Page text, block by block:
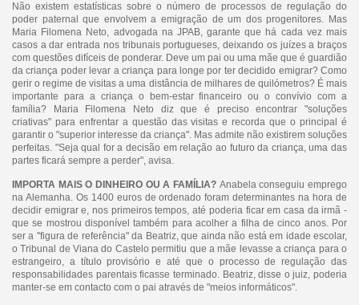
Não existem estatísticas sobre o número de processos de regulação do
poder paternal que envolvem a emigração de um dos progenitores. Mas
Maria Filomena Neto, advogada na JPAB, garante que há cada vez mais
casos a dar entrada nos tribunais portugueses, deixando os juízes a braços
com questões difíceis de ponderar. Deve um pai ou uma mãe que é guardião
da criança poder levar a criança para longe por ter decidido emigrar? Como
gerir o regime de visitas a uma distância de milhares de quilómetros? É mais
importante para a criança o bem-estar financeiro ou o convívio com a
família? Maria Filomena Neto diz que é preciso encontrar "soluções
criativas" para enfrentar a questão das visitas e recorda que o principal é
garantir o "superior interesse da criança". Mas admite não existirem soluções
perfeitas. "Seja qual for a decisão em relação ao futuro da criança, uma das
partes ficará sempre a perder", avisa.
IMPORTA MAIS O DINHEIRO OU A FAMÍLIA? Anabela conseguiu emprego
na Alemanha. Os 1400 euros de ordenado foram determinantes na hora de
decidir emigrar e, nos primeiros tempos, até poderia ficar em casa da irmã -
que se mostrou disponível também para acolher a filha de cinco anos. Por
ser a "figura de referência" da Beatriz, que ainda não está em idade escolar,
o Tribunal de Viana do Castelo permitiu que a mãe levasse a criança para o
estrangeiro, a título provisório e até que o processo de regulação das
responsabilidades parentais ficasse terminado. Beatriz, disse o juiz, poderia
manter-se em contacto com o pai através de "meios informáticos".